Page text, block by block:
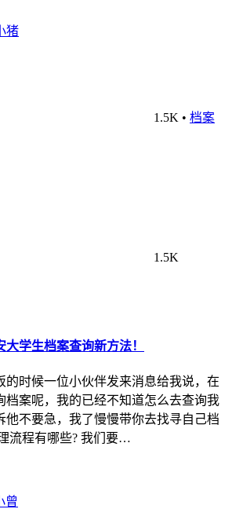
猪
1.5K • 档案
1.5K
大学生档案查询新方法！
的时候一位小伙伴发来消息给我说，在
档案呢，我的已经不知道怎么去查询我
他不要急，我了慢慢带你去找寻自己档
流程有哪些? 我们要…
曾